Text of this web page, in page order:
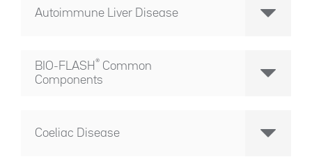
Autoimmune Liver Disease
BIO-FLASH® Common
Components
Coeliac Disease